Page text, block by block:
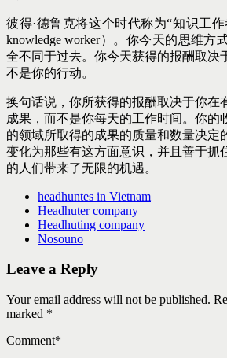
彼得·德鲁克将这个时代称为“知识工作
knowledge worker）。你今天的思维方
全不同于过去。你今天获得的报酬取决
不是你的行动。
换句话说，你所获得的报酬取决于你在
成果，而不是你每天的工作时间。你的
的领域所取得的成果的质量和数量决定
变化为那些有这方面意识，并且善于抓
的人们带来了无限的机遇。
headhuntes in Vietnam
Headhuter company
Headhuting company
Nosouno
Leave a Reply
Your email address will not be published.
marked *
Comment*